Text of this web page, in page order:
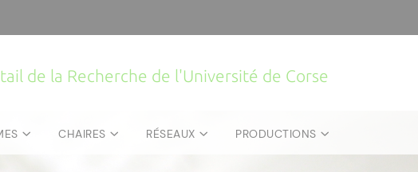
de la Recherche de l'Université de Corse
CHAIRES RÉSEAUX PRODUCTIONS